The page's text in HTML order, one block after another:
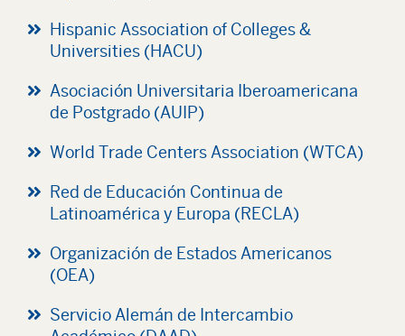
Hispanic Association of Colleges &
Universities (HACU)
Asociación Universitaria Iberoamericana
de Postgrado (AUIP)
World Trade Centers Association (WTCA)
Red de Educación Continua de
Latinoamérica y Europa (RECLA)
Organización de Estados Americanos
(OEA)
Servicio Alemán de Intercambio